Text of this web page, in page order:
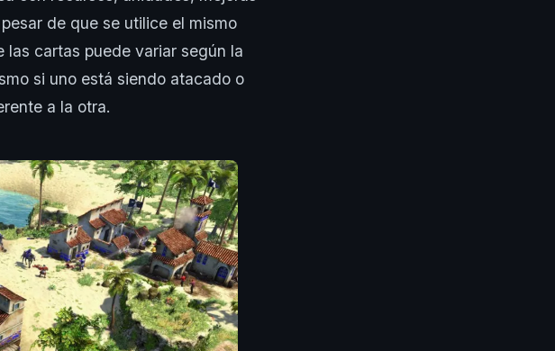
de que se utilice el mismo
cartas puede variar según la
si uno está siendo atacado o
a la otra.